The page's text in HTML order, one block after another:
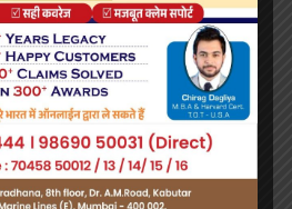
Newsletter
latest breaking news delivered